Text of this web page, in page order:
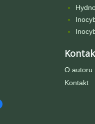
O autoru
Kontakt